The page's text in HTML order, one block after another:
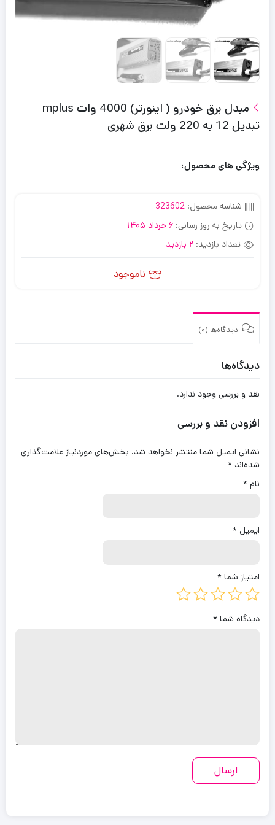
مبدل برق خودرو ( اینورتر) 4000 وات mplus
تبدیل 12 به 220 ولت برق شهری
ویژگی های محصول:
شناسه محصول: 323602
تاریخ به روز رسانی: 6 خرداد 1405
تعداد بازدید: 2 بازدید
ناموجود
دیدگاه‌ها (0)
دیدگاه‌ها
نقد و بررسی وجود ندارد.
افزودن نقد و بررسی
نشانی ایمیل شما منتشر نخواهد شد. بخش‌های موردنیاز علامت‌گذاری
شده‌اند *
نام *
ایمیل *
امتیاز شما *
دیدگاه شما *